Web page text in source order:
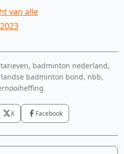
van alle
badminton nederland,
badminton bond, nbb,
X Facebook